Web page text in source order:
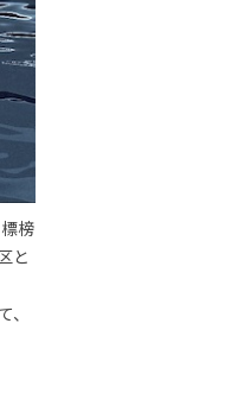
榜
と